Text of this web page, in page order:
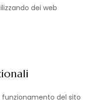
dei web
del sito